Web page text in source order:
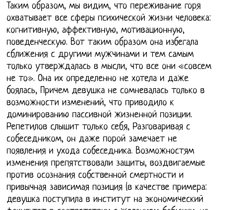
Таким образом, мы видим, что переживание горя
охватывает все сферы психической жизни человека:
когнитивную, аффективную, мотивационную,
поведенческую. Вот таким образом она избегала
сближения с другими мужчинами и тем самым
только утверждалась в мысли, что все они «совсем
не то». Она их определенно не хотела и даже
боялась, Причем девушка не сомневалась только в
возможности изменений, что приводило к
доминированию пассивной жизненной позиции.
Репетилов слышит только себя, Разговаривая с
собеседником, он даже порой замечает не
появления и ухода собеседника. Возможностям
изменения препятствовали защиты, воздвигаемые
против осознания собственной смертности и
привычная зависимая позиция (в качестве примера:
девушка поступила в институт на экономический